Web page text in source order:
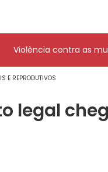
Violência contra as
E REPRODUTIVOS
legal